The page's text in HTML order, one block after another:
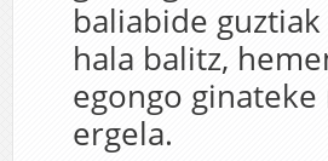
baliabide
hala balitz,
egongo
ergela.